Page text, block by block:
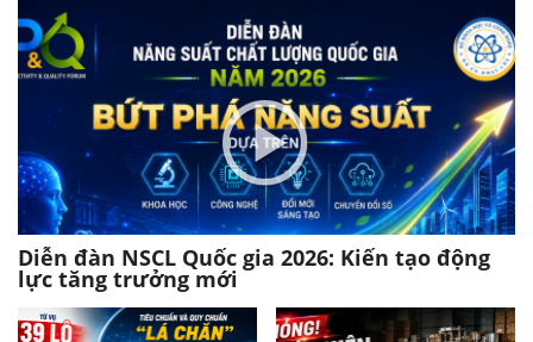
Diễn đàn NSCL Quốc gia 2026: Kiến tạo động
lực tăng trưởng mới